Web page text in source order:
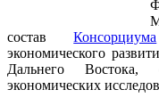
составКонсорциума
экономического
Дальнего Востока,
экономических